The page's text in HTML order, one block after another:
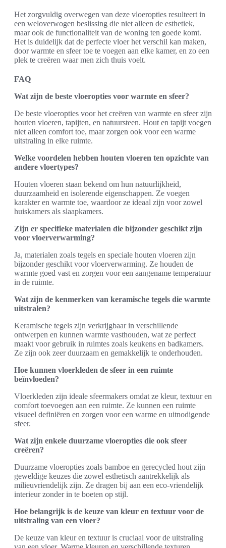
Het zorgvuldig overwegen van deze vloeropties resulteert in
een weloverwogen beslissing die niet alleen de esthetiek,
maar ook de functionaliteit van de woning ten goede komt.
Het is duidelijk dat de perfecte vloer het verschil kan maken,
door warmte en sfeer toe te voegen aan elke kamer, en zo een
plek te creëren waar men zich thuis voelt.
FAQ
Wat zijn de beste vloeropties voor warmte en sfeer?
De beste vloeropties voor het creëren van warmte en sfeer zijn
houten vloeren, tapijten, en natuursteen. Hout en tapijt voegen
niet alleen comfort toe, maar zorgen ook voor een warme
uitstraling in elke ruimte.
Welke voordelen hebben houten vloeren ten opzichte van
andere vloertypes?
Houten vloeren staan bekend om hun natuurlijkheid,
duurzaamheid en isolerende eigenschappen. Ze voegen
karakter en warmte toe, waardoor ze ideaal zijn voor zowel
huiskamers als slaapkamers.
Zijn er specifieke materialen die bijzonder geschikt zijn
voor vloerverwarming?
Ja, materialen zoals tegels en speciale houten vloeren zijn
bijzonder geschikt voor vloerverwarming. Ze houden de
warmte goed vast en zorgen voor een aangename temperatuur
in de ruimte.
Wat zijn de kenmerken van keramische tegels die warmte
uitstralen?
Keramische tegels zijn verkrijgbaar in verschillende
ontwerpen en kunnen warmte vasthouden, wat ze perfect
maakt voor gebruik in ruimtes zoals keukens en badkamers.
Ze zijn ook zeer duurzaam en gemakkelijk te onderhouden.
Hoe kunnen vloerkleden de sfeer in een ruimte
beïnvloeden?
Vloerkleden zijn ideale sfeermakers omdat ze kleur, textuur en
comfort toevoegen aan een ruimte. Ze kunnen een ruimte
visueel definiëren en zorgen voor een warme en uitnodigende
sfeer.
Wat zijn enkele duurzame vloeropties die ook sfeer
creëren?
Duurzame vloeropties zoals bamboe en gerecycled hout zijn
geweldige keuzes die zowel esthetisch aantrekkelijk als
milieuvriendelijk zijn. Ze dragen bij aan een eco-vriendelijk
interieur zonder in te boeten op stijl.
Hoe belangrijk is de keuze van kleur en textuur voor de
uitstraling van een vloer?
De keuze van kleur en textuur is cruciaal voor de uitstraling